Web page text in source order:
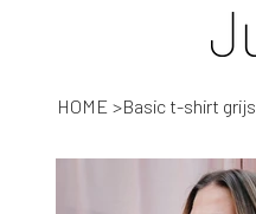
HOME >Basic t-shirt grijs